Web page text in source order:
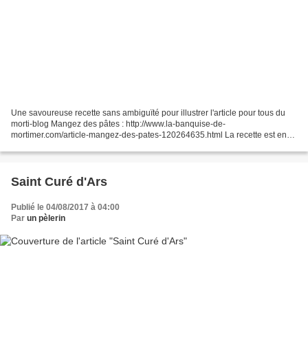
Une savoureuse recette sans ambiguïté pour illustrer l'article pour tous du
morti-blog Mangez des pâtes : http://www.la-banquise-de-
mortimer.com/article-mangez-des-pates-120264635.html La recette est en
Saint Curé d'Ars
Publié le 04/08/2017 à 04:00
Par un pèlerin